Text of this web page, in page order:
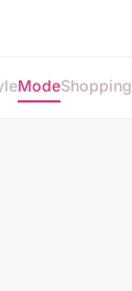
ModeShopping